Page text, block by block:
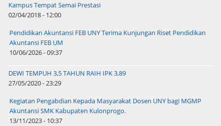
Kampus Tempat Semai Prestasi
02/04/2018 - 12:00
Pendidikan Akuntansi FEB UNY Terima Kunjungan Riset Pendidikan
Akuntansi FEB UM
10/06/2026 - 09:37
DEWI TEMPUH 3,5 TAHUN RAIH IPK 3,89
27/05/2020 - 23:29
Kegiatan Pengabdian Kepada Masyarakat Dosen UNY bagi MGMP
Akuntansi SMK Kabupaten Kulonprogo.
13/11/2023 - 10:37